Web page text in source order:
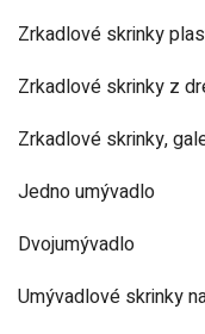
Zrkadlové skrinky
Zrkadlové skrinky z
Zrkadlové skrinky,
Jedno umývadlo
Dvojumývadlo
Umývadlové skrinky